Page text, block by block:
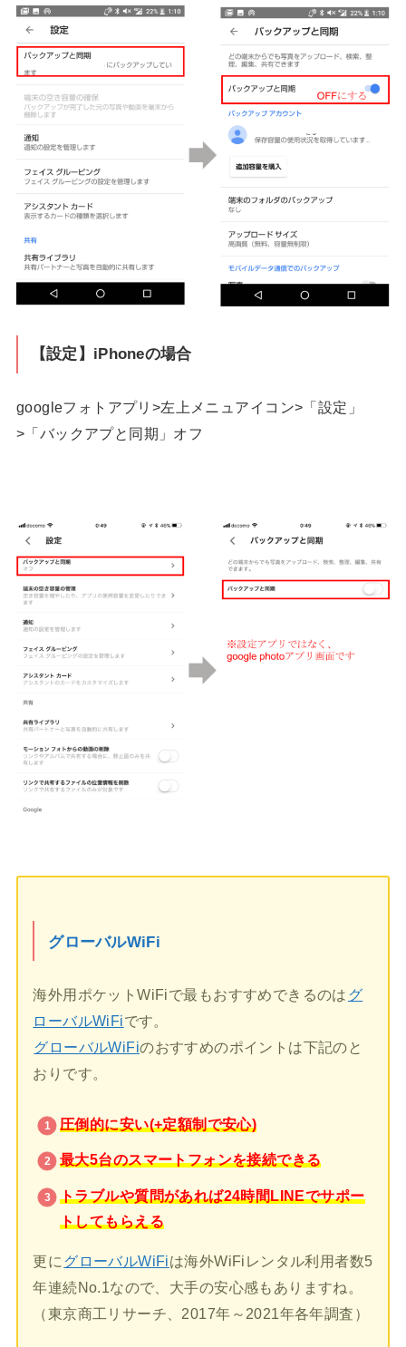
【設定】iPhoneの場合
googleフォトアプリ>左上メニュアイコン>「設定」
>「バックアプと同期」オフ
グローバルWiFi
海外用ポケットWiFiで最もおすすめできるのは グ
ローバルWiFiです。
グローバルWiFiのおすすめのポイントは下記のと
おりです。
圧倒的に安い(+定額制で安心)
最大5台のスマートフォンを接続できる
トラブルや質問があれば24時間LINEでサポー
トしてもらえる
更に グローバルWiFiは海外WiFiレンタル利用者数5
年連続No.1なので、大手の安心感もありますね。
（東京商工リサーチ、2017年～2021年各年調査）